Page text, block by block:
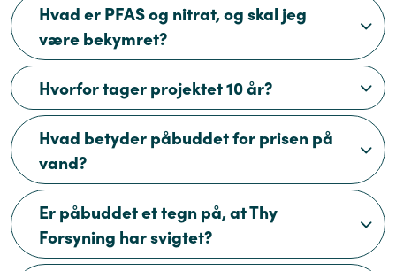
Hvad er PFAS og nitrat, og skal jeg
være bekymret?
Hvorfor tager projektet 10 år?
Hvad betyder påbuddet for prisen på
vand?
Er påbuddet et tegn på, at Thy
Forsyning har svigtet?